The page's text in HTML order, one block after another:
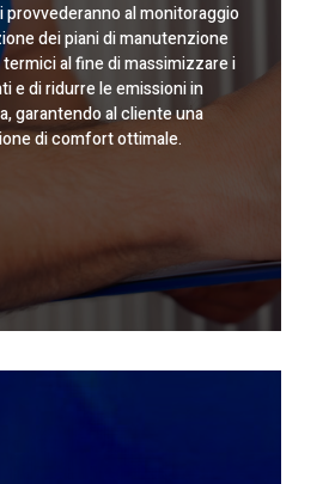
al monitoraggio
dei piani di manutenzione
al fine di massimizzare i
e di ridurre le emissioni in
garantendo al cliente una
di comfort ottimale.